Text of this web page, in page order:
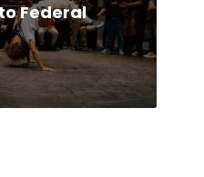
Federal